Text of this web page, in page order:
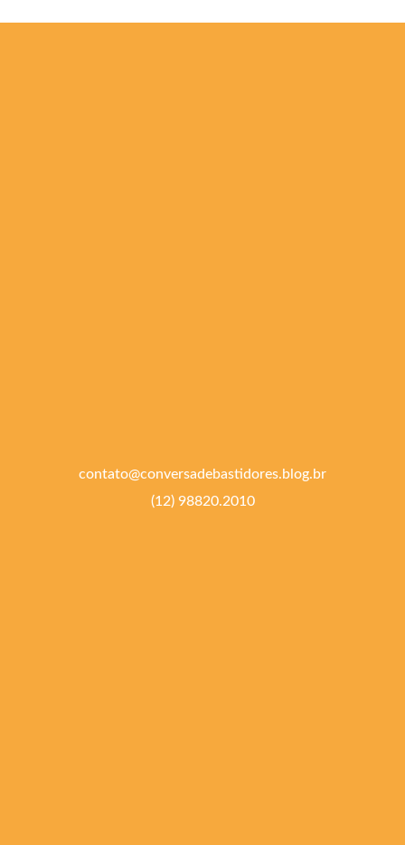
contato@conversadebastidores.blog.br
(12) 98820.2010